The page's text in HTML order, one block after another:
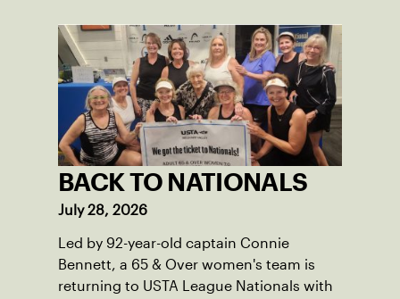
BACK TO NATIONALS
July 28, 2026
Led by 92-year-old captain Connie
Bennett, a 65 & Over women's team is
returning to USTA League Nationals with